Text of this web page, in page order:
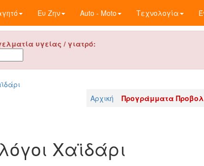
Ευ Ζην Auto - Moto Τεχνολογία
υγείας / γιατρό:
Αρχική
Προγράμματα
Χαϊδάρι